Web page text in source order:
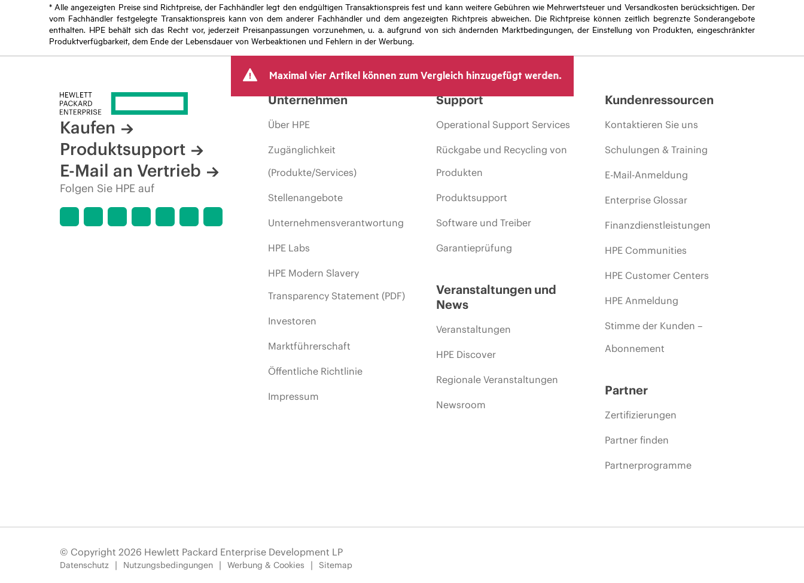
* Alle angezeigten Preise sind Richtpreise, der Fachhändler legt den endgültigen Transaktionspreis fest und kann weitere Gebühren wie Mehrwertsteuer und Versandkosten berücksichtigen. Der
vom Fachhändler festgelegte Transaktionspreis kann von dem anderer Fachhändler und dem angezeigten Richtpreis abweichen. Die Richtpreise können zeitlich begrenzte Sonderangebote
enthalten. HPE behält sich das Recht vor, jederzeit Preisanpassungen vorzunehmen, u. a. aufgrund von sich ändernden Marktbedingungen, der Einstellung von Produkten, eingeschränkter
Produktverfügbarkeit, dem Ende der Lebensdauer von Werbeaktionen und Fehlern in der Werbung.
Maximal vier Artikel können zum Vergleich hinzugefügt werden.
Kaufen
Produktsupport
E-Mail an Vertrieb
Folgen Sie HPE auf
Unternehmen
Über HPE
Zugänglichkeit
(Produkte/Services)
Stellenangebote
Unternehmensverantwortung
HPE Labs
HPE Modern Slavery
Transparency Statement (PDF)
Investoren
Marktführerschaft
Öffentliche Richtlinie
Impressum
Support
Operational Support Services
Rückgabe und Recycling von
Produkten
Produktsupport
Software und Treiber
Garantieprüfung
Veranstaltungen und
News
Veranstaltungen
HPE Discover
Regionale Veranstaltungen
Newsroom
Kundenressourcen
Kontaktieren Sie uns
Schulungen & Training
E-Mail-Anmeldung
Enterprise Glossar
Finanzdienstleistungen
HPE Communities
HPE Customer Centers
HPE Anmeldung
Stimme der Kunden –
Abonnement
Partner
Zertifizierungen
Partner finden
Partnerprogramme
© Copyright 2026 Hewlett Packard Enterprise Development LP
Datenschutz Nutzungsbedingungen Werbung & Cookies Sitemap